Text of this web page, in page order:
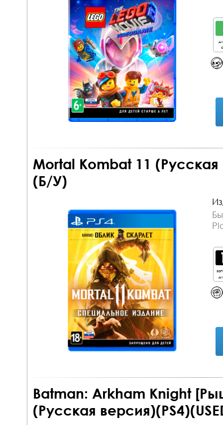
Mortal Kombat 11 (Русская
(Б/У)
Batman: Arkham Knight
(Русская